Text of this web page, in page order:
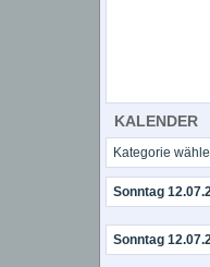
KALENDER
Kategorie
Sonntag
Sonntag